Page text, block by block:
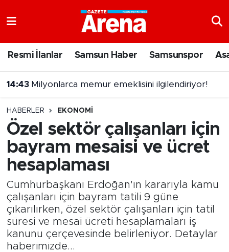
Resmi İlanlar Samsun Haber Samsunspor
14:43 Milyonlarca memur emeklisini ilgilendiriyor!
HABERLER EKONOMI
Özel sektör çalışanları için
bayram mesaisi ve ücret
hesaplaması
Cumhurbaşkanı Erdoğan'ın kararıyla kamu
çalışanları için bayram tatili 9 güne
çıkarılırken, özel sektör çalışanları için tatil
süresi ve mesai ücreti hesaplamaları iş
kanunu çerçevesinde belirleniyor. Detaylar
haberimizde...
Samsun Namaz Vakitleri
Süper Lig Puan Durumu ve Fikstür
Tüm Manşetler
Son Dakika Haberleri
Haber Arşivi